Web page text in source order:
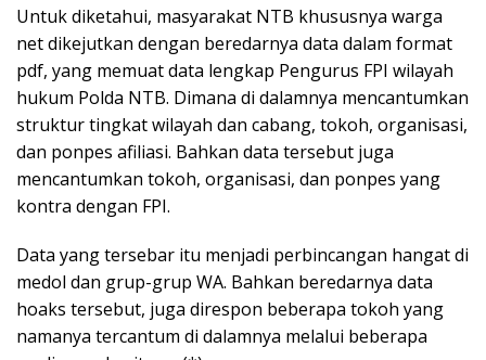
Untuk diketahui, masyarakat NTB khususnya warga
net dikejutkan dengan beredarnya data dalam format
pdf, yang memuat data lengkap Pengurus FPI wilayah
hukum Polda NTB. Dimana di dalamnya mencantumkan
struktur tingkat wilayah dan cabang, tokoh, organisasi,
dan ponpes afiliasi. Bahkan data tersebut juga
mencantumkan tokoh, organisasi, dan ponpes yang
kontra dengan FPI.
Data yang tersebar itu menjadi perbincangan hangat di
medol dan grup-grup WA. Bahkan beredarnya data
hoaks tersebut, juga direspon beberapa tokoh yang
namanya tercantum di dalamnya melalui beberapa